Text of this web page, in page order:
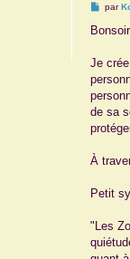
M
s
g
par
Je
de sa
À
Petit
"Les